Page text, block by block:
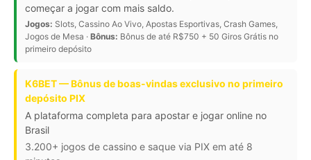
começar a jogar com mais saldo.
Jogos: Slots, Cassino Ao Vivo, Apostas Esportivas, Crash Games,
Jogos de Mesa · Bônus: Bônus de até R$750 + 50 Giros Grátis no
primeiro depósito
K6BET — Bônus de boas-vindas exclusivo no primeiro
depósito PIX
A plataforma completa para apostar e jogar online no
Brasil
3.200+ jogos de cassino e saque via PIX em até 8